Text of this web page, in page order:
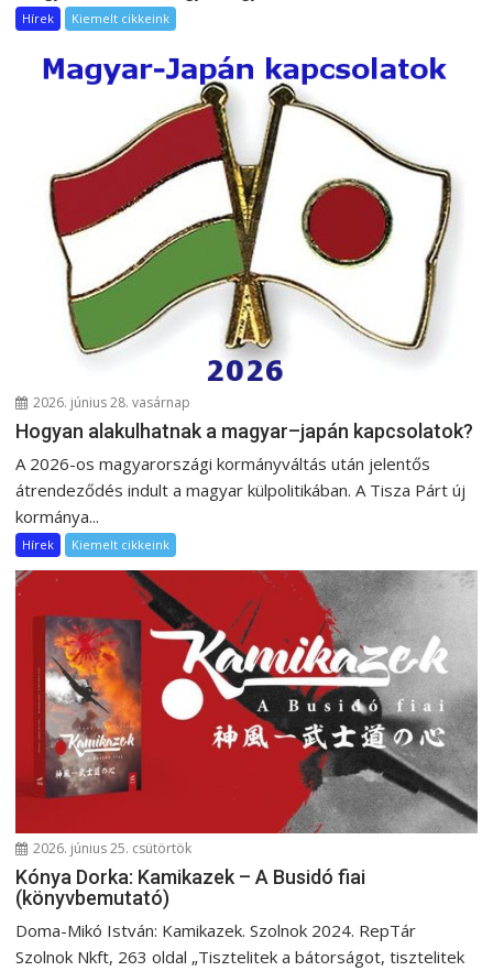
Hírek Kiemelt cikkeink
2026. június 28. vasárnap
Hogyan alakulhatnak a magyar–japán kapcsolatok?
A 2026-os magyarországi kormányváltás után jelentős
átrendeződés indult a magyar külpolitikában. A Tisza Párt új
kormánya...
Hírek Kiemelt cikkeink
2026. június 25. csütörtök
Kónya Dorka: Kamikazek – A Busidó fiai
(könyvbemutató)
Doma-Mikó István: Kamikazek. Szolnok 2024. RepTár
Szolnok Nkft, 263 oldal „Tisztelitek a bátorságot, tisztelitek